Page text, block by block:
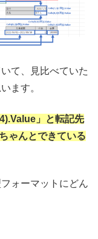
て、見比べていた
ます。
」と転記先
ゃんとできている
ォーマットにどん